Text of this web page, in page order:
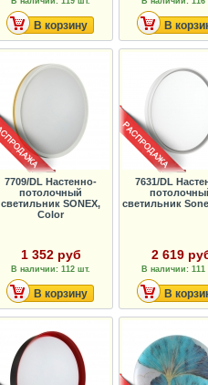
В корзину В
7709/DL Настенно-
потолочный
светильник SONEX,
Color
1 352 руб
В наличии: 112 шт.
В корзину
7631/DL
светильник
2 619
В наличии: 111
В